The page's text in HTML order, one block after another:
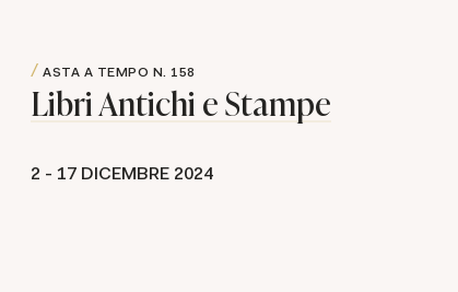
ASTA A TEMPO N. 158
Libri Antichi e Stampe
2 - 17 DICEMBRE 2024